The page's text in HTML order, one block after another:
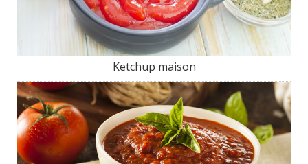
Ketchup maison